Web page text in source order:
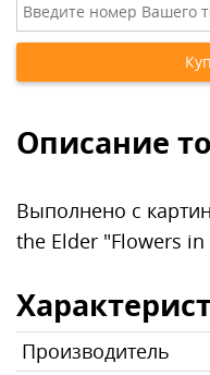
Описание
Выполнено с
the Elder "Flowers in
Производитель